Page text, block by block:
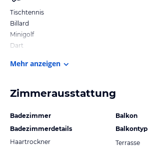
Tischtennis
Billard
Minigolf
Dart
Mehr anzeigen
Zimmerausstattung
Badezimmer
Badezimmerdetails
Haartrockner
Balkon
Balkontyp
Terrasse